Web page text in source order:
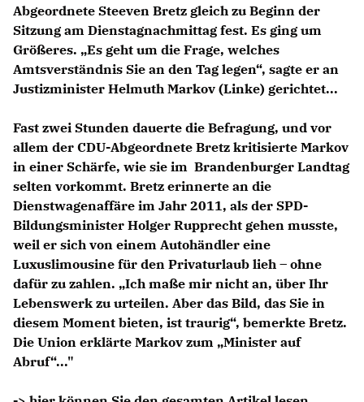
Abgeordnete Steeven Bretz gleich zu Beginn der
Sitzung am Dienstagnachmittag fest. Es ging um
Größeres. „Es geht um die Frage, welches
Amtsverständnis Sie an den Tag legen“, sagte er an
Justizminister Helmuth Markov (Linke) gerichtet...
Fast zwei Stunden dauerte die Befragung, und vor
allem der CDU-Abgeordnete Bretz kritisierte Markov
in einer Schärfe, wie sie im Brandenburger Landtag
selten vorkommt. Bretz erinnerte an die
Dienstwagenaffäre im Jahr 2011, als der SPD-
Bildungsminister Holger Rupprecht gehen musste,
weil er sich von einem Autohändler eine
Luxuslimousine für den Privaturlaub lieh – ohne
dafür zu zahlen. „Ich maße mir nicht an, über Ihr
Lebenswerk zu urteilen. Aber das Bild, das Sie in
diesem Moment bieten, ist traurig“, bemerkte Bretz.
Die Union erklärte Markov zum „Minister auf
Abruf“..."